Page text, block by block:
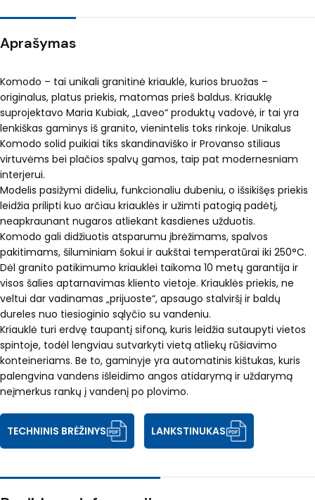
Aprašymas
Komodo – tai unikali granitinė kriauklė, kurios bruožas –
originalus, platus priekis, matomas prieš baldus. Kriauklę
suprojektavo Maria Kubiak, „Laveo“ produktų vadovė, ir tai yra
lenkiškas gaminys iš granito, vienintelis toks rinkoje. Unikalus
Komodo solid puikiai tiks skandinaviško ir Provanso stiliaus
virtuvėms bei plačios spalvų gamos, taip pat modernesniam
interjerui.
Modelis pasižymi dideliu, funkcionaliu dubeniu, o išsikišęs priekis
leidžia prilipti kuo arčiau kriauklės ir užimti patogią padėtį,
neapkraunant nugaros atliekant kasdienes užduotis.
Komodo gali didžiuotis atsparumu įbrėžimams, spalvos
pakitimams, šiluminiam šokui ir aukštai temperatūrai iki 250°C.
Dėl granito patikimumo kriauklei taikoma 10 metų garantija ir
visos šalies aptarnavimas kliento vietoje. Kriauklės priekis, ne
veltui dar vadinamas „prijuoste“, apsaugo stalviršį ir baldų
dureles nuo tiesioginio sąlyčio su vandeniu.
Kriauklė turi erdvę taupantį sifoną, kuris leidžia sutaupyti vietos
spintoje, todėl lengviau sutvarkyti vietą atliekų rūšiavimo
konteineriams. Be to, gaminyje yra automatinis kištukas, kuris
palengvina vandens išleidimo angos atidarymą ir uždarymą
neįmerkus rankų į vandenį po plovimo.
TECHNINIS BRĖŽINYS LANKSTINUKAS